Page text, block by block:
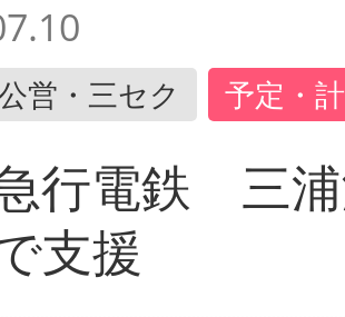
営・三セク 予定・
行電鉄 三
支援